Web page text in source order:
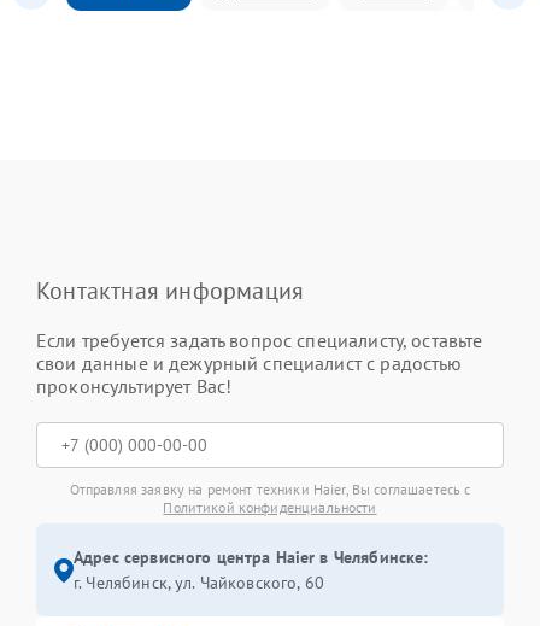
Контактная информация
Если требуется задать вопрос специалисту, оставьте
свои данные и дежурный специалист с радостью
проконсультирует Вас!
Отправляя заявку на ремонт техники Haier, Вы соглашаетесь с
Политикой конфиденциальности
Адрес сервисного центра Haier в Челябинске:
г. Челябинск, ул. Чайковского, 60